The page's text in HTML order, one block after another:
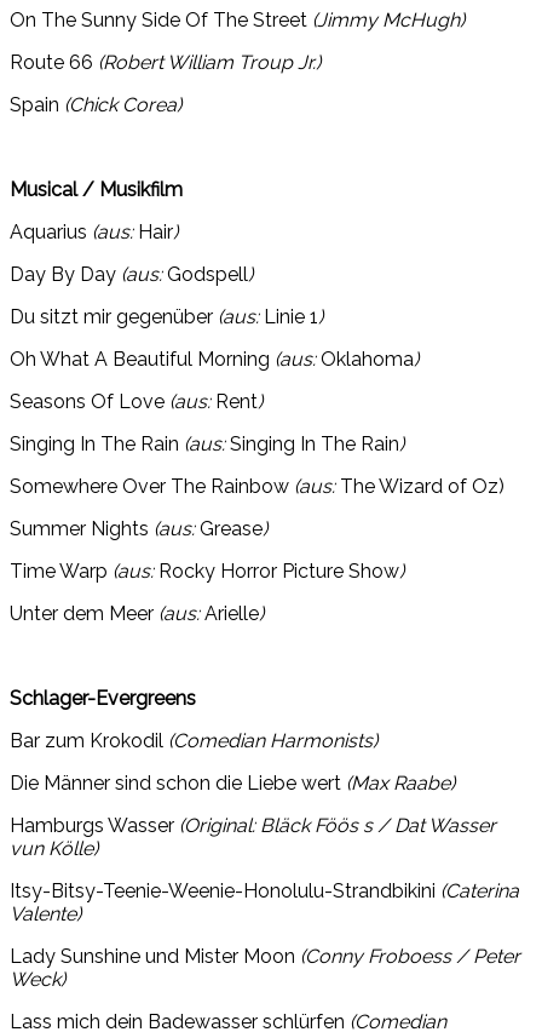
On The Sunny Side Of The Street (Jimmy McHugh)
Route 66 (Robert William Troup Jr.)
Spain (Chick Corea)
Musical / Musikfilm
Aquarius (aus: Hair)
Day By Day (aus:Godspell)
Du sitzt mir gegenüber (aus:Linie 1)
Oh What A Beautiful Morning (aus:Oklahoma)
Seasons Of Love (aus: Rent)
Singing In The Rain (aus:Singing In The Rain)
Somewhere Over The Rainbow (aus: The Wizard of Oz)
Summer Nights (aus:Grease)
Time Warp (aus: Rocky Horror Picture Show)
Unter dem Meer (aus:Arielle)
Schlager-Evergreens
Bar zum Krokodil (Comedian Harmonists)
Die Männer sind schon die Liebe wert (Max Raabe)
Hamburgs Wasser (Original: Bläck Föös s / Dat Wasser
vun Kölle)
Itsy-Bitsy-Teenie-Weenie-Honolulu-Strandbikini (Caterina
Valente)
Lady Sunshine und Mister Moon (Conny Froboess / Peter
Weck)
Lass mich dein Badewasser schlürfen (Comedian